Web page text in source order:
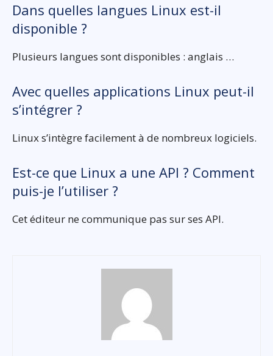
Dans quelles langues Linux est-il
disponible ?
Plusieurs langues sont disponibles : anglais …
Avec quelles applications Linux peut-il
s’intégrer ?
Linux s’intègre facilement à de nombreux logiciels.
Est-ce que Linux a une API ? Comment
puis-je l’utiliser ?
Cet éditeur ne communique pas sur ses API.